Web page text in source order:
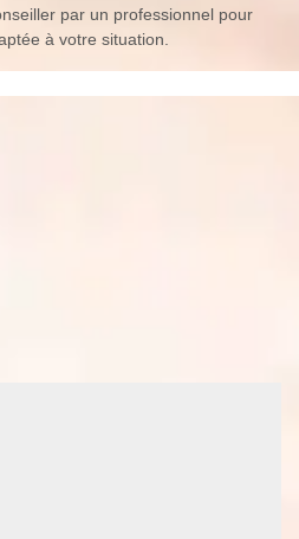
par un professionnel pour
à votre situation.